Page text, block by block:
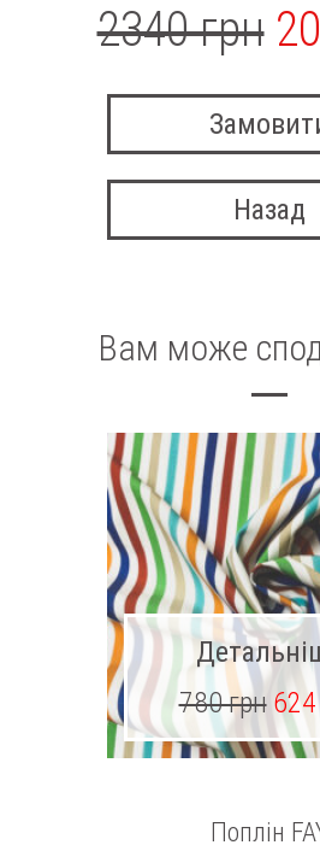
2340 грн
Назад
Вам може
Поплін
780 грн 624